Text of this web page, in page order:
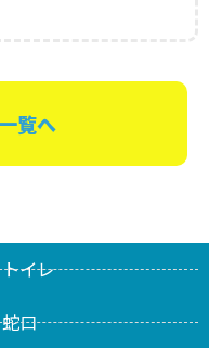
覧へ
トイレ
蛇口